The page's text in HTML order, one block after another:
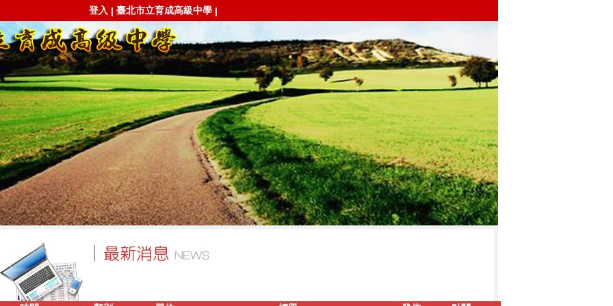
登入 | 臺北市立育成高級中學 |